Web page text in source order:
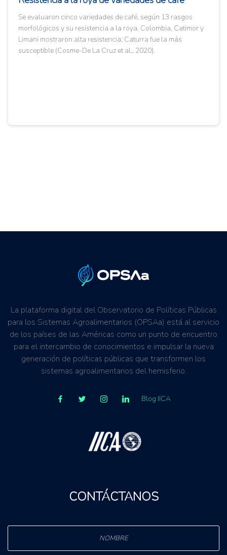
Se evaluaron cinco variedades de café, según 13 rasgos
morfológicos y su resistencia a la roya. Colombia, Catimor y
Limani mostraron alta resistencia; Caturra fue la más
susceptible (Cosme-De La Cruz et al., 2020).
La plataforma digital del Observatorio de Políticas Públicas
para los Sistemas Agroalimentarios (OPSAa) está al servicio
de los países de las Américas como un punto de encuentro
para el intercambio de conocimientos e impulsar la nueva
generación de políticas públicas que transformen los
sistemas agroalimentarios del hemisferio.
Blog IICA
CONTÁCTANOS